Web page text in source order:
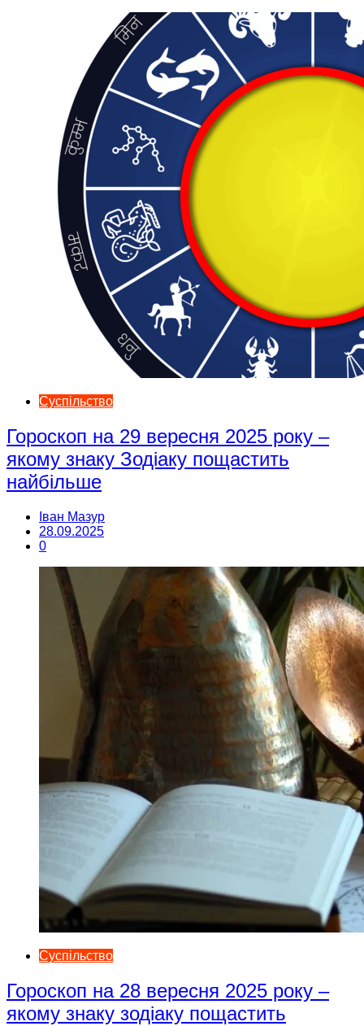
Суспільство
Гороскоп на 29 вересня 2025 року –
якому знаку Зодіаку пощастить
найбільше
Іван Мазур
28.09.2025
0
Суспільство
Гороскоп на 28 вересня 2025 року –
якому знаку зодіаку пощастить